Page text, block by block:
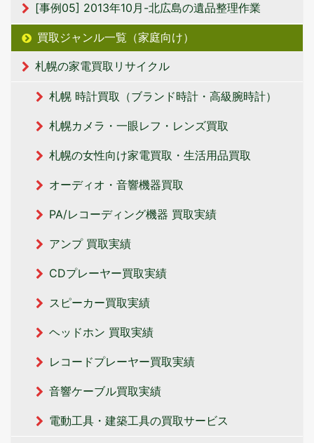
[事例05] 2013年10月-北広島の遺品整理作業
買取ジャンル一覧（家庭向け）
札幌の家電買取リサイクル
札幌 時計買取（ブランド時計・高級腕時計）
札幌カメラ・一眼レフ・レンズ買取
札幌の女性向け家電買取・生活用品買取
オーディオ・音響機器買取
PA/レコーディング機器 買取実績
アンプ 買取実績
CDプレーヤー買取実績
スピーカー買取実績
ヘッドホン 買取実績
レコードプレーヤー買取実績
音響ケーブル買取実績
電動工具・建築工具の買取サービス